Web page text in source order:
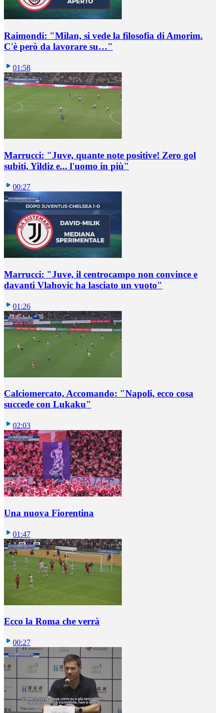
Raimondi: "Milan, si vede la filosofia di Amorim.
C'è però da lavorare su…"
01:58
Marrucci: "Juve, quante note positive! Zero gol
subiti, Yildiz e... l'uomo in più"
00:27
Marrucci: "Juve, il centrocampo non convince e
davanti Vlahovic ha lasciato un vuoto"
01:26
Calciomercato, Accomando: "Napoli, ecco cosa
succede con Lukaku"
02:03
Una nuova Fiorentina
01:47
Ecco la Roma che verrà
00:27